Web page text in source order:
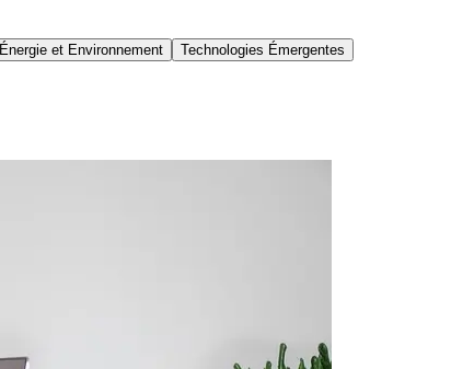
Énergie et Environnement Technologies Émergentes